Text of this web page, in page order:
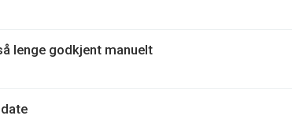
lenge godkjent manuelt